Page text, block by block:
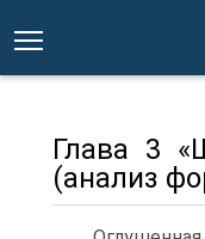
Глава 3
(анализ